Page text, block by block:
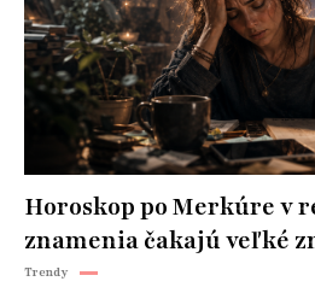
Horoskop po Merkúre v
znamenia čakajú veľké
Trendy